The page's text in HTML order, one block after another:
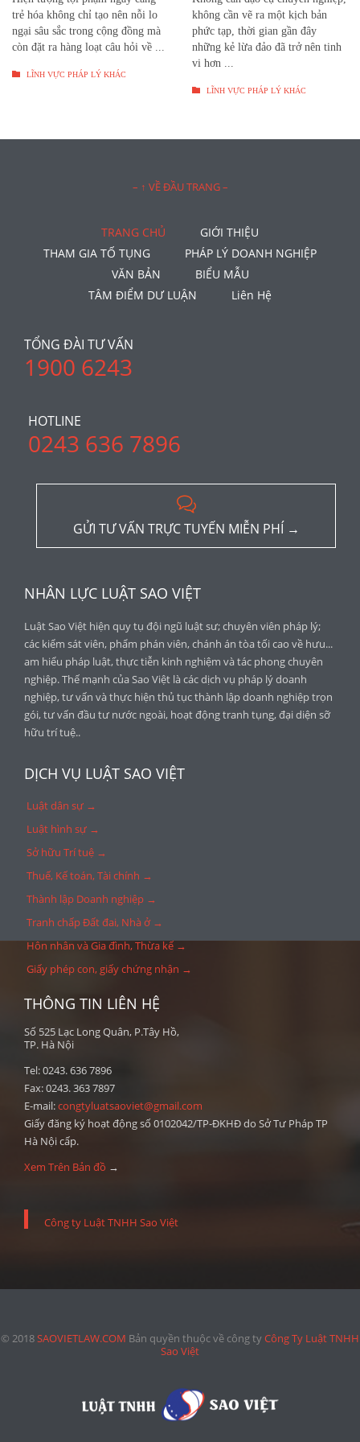
trẻ hóa không chỉ tạo nên nỗi lo
ngại sâu sắc trong cộng đồng mà
còn đặt ra hàng loạt câu hỏi về ...
 LĨNH VỰC PHÁP LÝ KHÁC
không cần vẽ ra một kịch bản
phức tạp, thời gian gần đây
những kẻ lừa đảo đã trở nên tinh
vi hơn ...
 LĨNH VỰC PHÁP LÝ KHÁC
– ↑ VỀ ĐẦU TRANG –
TRANG CHỦ
GIỚI THIỆU
THAM GIA TỐ TỤNG
PHÁP LÝ DOANH NGHIỆP
VĂN BẢN
BIỂU MẪU
TÂM ĐIỂM DƯ LUẬN
Liên Hệ
TỔNG ĐÀI TƯ VẤN
1900 6243
HOTLINE
0243 636 7896

GỬI TƯ VẤN TRỰC TUYẾN MIỄN PHÍ →
NHÂN LỰC LUẬT SAO VIỆT
Luật Sao Việt hiện quy tụ đội ngũ luật sư; chuyên viên pháp lý;
các kiểm sát viên, phẩm phán viên, chánh án tòa tối cao về hưu...
am hiểu pháp luật, thực tiễn kinh nghiệm và tác phong chuyên
nghiệp. Thế mạnh của Sao Việt là các dịch vụ pháp lý doanh
nghiệp, tư vấn và thực hiện thủ tục thành lập doanh nghiệp trọn
gói, tư vấn đầu tư nước ngoài, hoạt động tranh tụng, đại diện sỡ
hữu trí tuệ..
DỊCH VỤ LUẬT SAO VIỆT
Luật dân sự →
Luật hình sự →
Sở hữu Trí tuệ →
Thuế, Kế toán, Tài chính →
Thành lập Doanh nghiệp →
Tranh chấp Đất đai, Nhà ở →
Hôn nhân và Gia đình, Thừa kế →
Giấy phép con, giấy chứng nhận →
THÔNG TIN LIÊN HỆ
Số 525 Lạc Long Quân, P.Tây Hồ,
TP. Hà Nội
Tel: 0243. 636 7896
Fax: 0243. 363 7897
E-mail:congtyluatsaoviet@gmail.com
Giấy đăng ký hoạt động số 0102042/TP-ĐKHĐ do Sở Tư Pháp TP
Hà Nội cấp.
Xem Trên Bản đồ →
Công ty Luật TNHH Sao Việt
© 2018SAOVIETLAW.COM Bản quyền thuộc về công tyCông Ty Luật TNHH
Sao Việt